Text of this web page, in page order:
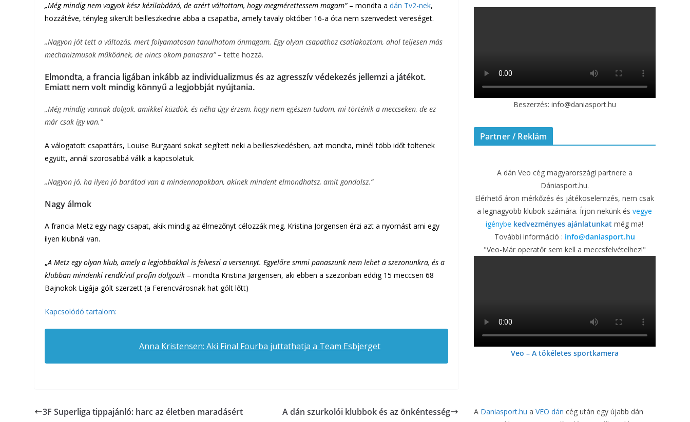
„Még mindig nem vagyok kész kézilabdázó, de azért váltottam, hogy megmérettessem magam”– mondta adán Tv2-nek,
hozzátéve, tényleg sikerült beilleszkednie abba a csapatba, amely tavaly október 16-a óta nem szenvedett vereséget.
„Nagyon jót tett a változás, mert folyamatosan tanulhatom önmagam. Egy olyan csapathoz csatlakoztam, ahol teljesen más
mechanizmusok működnek, de nincs okom panaszra” – tette hozzá.
Elmondta, a francia ligában inkább az individualizmus és az agresszív védekezés jellemzi a játékot.
Emiatt nem volt mindig könnyű a legjobbját nyújtania.
„Még mindig vannak dolgok, amikkel küzdök, és néha úgy érzem, hogy nem egészen tudom, mi történik a meccseken, de ez
már csak így van.”
A válogatott csapattárs, Louise Burgaard sokat segített neki a beilleszkedésben, azt mondta, minél több időt töltenek
együtt, annál szorosabbá válik a kapcsolatuk.
„Nagyon jó, ha ilyen jó barátod van a mindennapokban, akinek mindent elmondhatsz, amit gondolsz.”
Nagy álmok
A francia Metz egy nagy csapat, akik mindig az élmezőnyt célozzák meg. Kristina Jörgensen érzi azt a nyomást ami egy
ilyen klubnál van.
„A Metz egy olyan klub, amely a legjobbakkal is felveszi a versennyt. Egyelőre smmi panaszunk nem lehet a szezonunkra, és a
klubban mindenki rendkívül profin dolgozik – mondta Kristina Jørgensen, aki ebben a szezonban eddig 15 meccsen 68
Bajnokok Ligája gólt szerzett (a Ferencvárosnak hat gólt lőtt)
Kapcsolódó tartalom:
Anna Kristensen: Aki Final Fourba juttathatja a Team Esbjerget
3F Superliga tippajánló: harc az életben maradásért A dán szurkolói klubbok és az önkéntesség
Beszerzés: info@daniasport.hu
Partner / Reklám
A dán Veo cég magyarországi partnere a
Dániasport.hu.
Elérhető áron mérkőzés és játékoselemzés, nem csak
a legnagyobb klubok számára. Írjon nekünk ésvegye
igénybe kedvezményes ajánlatunkat még ma!
További információ : info@daniasport.hu
"Veo-Már operatőr sem kell a meccsfelvételhez!"
Veo – A tökéletes sportkamera
A Daniasport.hu a VEO dán cég után egy újabb dán